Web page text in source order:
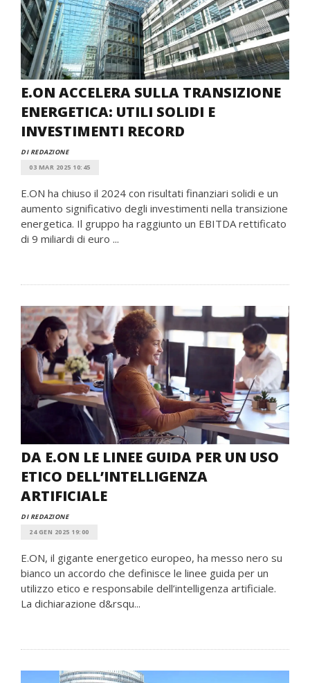
E.ON ACCELERA SULLA TRANSIZIONE
ENERGETICA: UTILI SOLIDI E
INVESTIMENTI RECORD
DI REDAZIONE
03 MAR 2025 10:45
E.ON ha chiuso il 2024 con risultati finanziari solidi e un
aumento significativo degli investimenti nella transizione
energetica. Il gruppo ha raggiunto un EBITDA rettificato
di 9 miliardi di euro ...
DA E.ON LE LINEE GUIDA PER UN USO
ETICO DELL’INTELLIGENZA
ARTIFICIALE
DI REDAZIONE
24 GEN 2025 19:00
E.ON, il gigante energetico europeo, ha messo nero su
bianco un accordo che definisce le linee guida per un
utilizzo etico e responsabile dell’intelligenza artificiale.
La dichiarazione d&rsqu...